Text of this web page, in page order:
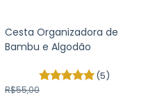
Cesta Organizadora de
Bambu e Algodão
(5)
R$55,00